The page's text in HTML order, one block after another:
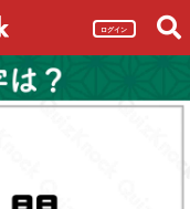
ログイン